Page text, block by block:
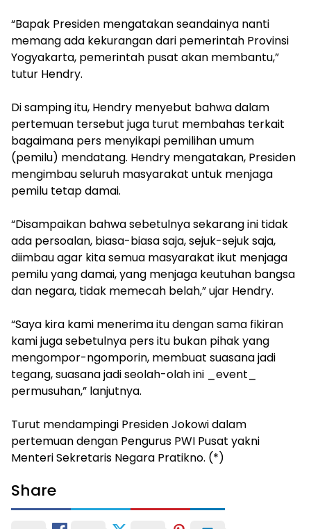
“Bapak Presiden mengatakan seandainya nanti
memang ada kekurangan dari pemerintah Provinsi
Yogyakarta, pemerintah pusat akan membantu,”
tutur Hendry.
Di samping itu, Hendry menyebut bahwa dalam
pertemuan tersebut juga turut membahas terkait
bagaimana pers menyikapi pemilihan umum
(pemilu) mendatang. Hendry mengatakan, Presiden
mengimbau seluruh masyarakat untuk menjaga
pemilu tetap damai.
“Disampaikan bahwa sebetulnya sekarang ini tidak
ada persoalan, biasa-biasa saja, sejuk-sejuk saja,
diimbau agar kita semua masyarakat ikut menjaga
pemilu yang damai, yang menjaga keutuhan bangsa
dan negara, tidak memecah belah,” ujar Hendry.
“Saya kira kami menerima itu dengan sama fikiran
kami juga sebetulnya pers itu bukan pihak yang
mengompor-ngomporin, membuat suasana jadi
tegang, suasana jadi seolah-olah ini _event_
permusuhan,” lanjutnya.
Turut mendampingi Presiden Jokowi dalam
pertemuan dengan Pengurus PWI Pusat yakni
Menteri Sekretaris Negara Pratikno. (*)
Share